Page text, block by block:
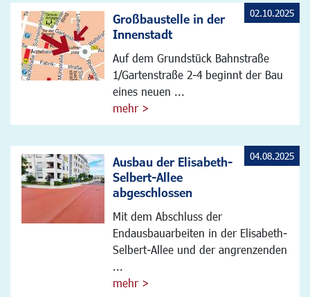
Großbaustelle in der
Innenstadt
Auf dem Grundstück Bahnstraße
1/Gartenstraße 2-4 beginnt der Bau
eines neuen ...
mehr >
02.10.2025
Ausbau der Elisabeth-
Selbert-Allee
abgeschlossen
Mit dem Abschluss der
Endausbauarbeiten in der Elisabeth-
Selbert-Allee und der angrenzenden
...
mehr >
04.08.2025